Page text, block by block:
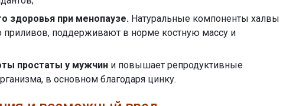
здоровья при менопаузе. Натуральные компоненты халвы
приливов, поддерживают в норме костную массу и
простаты у мужчин и повышает репродуктивные
в основном благодаря цинку.